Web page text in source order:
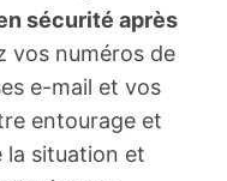
sécurité après
vos numéros de
e-mail et vos
entourage et
la situation et